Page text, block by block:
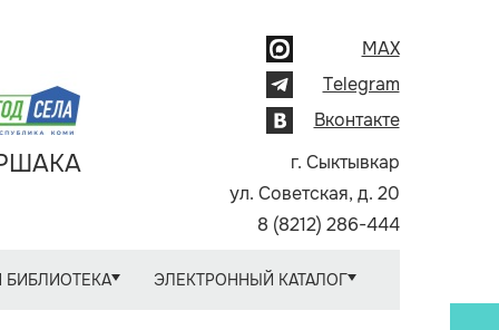
MAX
Telegram
Вконтакте
г. Сыктывкар
ул. Советская, д. 20
8 (8212) 286-444
БИБЛИОТЕКА ЭЛЕКТРОННЫЙ КАТАЛОГ